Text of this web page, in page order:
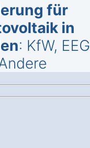
für
in
: KfW, EEG